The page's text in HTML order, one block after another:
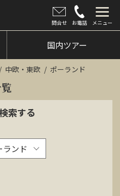
問合せ お電話 メニュー
国内ツアー
中欧・東欧 ポーランド
索する